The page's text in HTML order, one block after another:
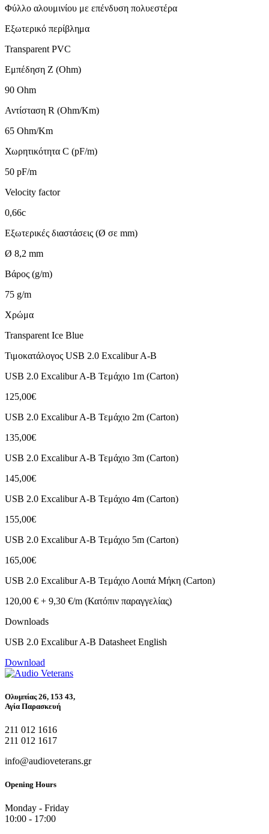
Φύλλο αλουμινίου με επένδυση πολυεστέρα
Εξωτερικό περίβλημα
Transparent PVC
Εμπέδηση Ζ (Ohm)
90 Ohm
Αντίσταση R (Ohm/Km)
65 Ohm/Km
Χωρητικότητα C (pF/m)
50 pF/m
Velocity factor
0,66c
Εξωτερικές διαστάσεις (Ø σε mm)
Ø 8,2 mm
Βάρος (g/m)
75 g/m
Χρώμα
Transparent Ice Blue
Τιμοκατάλογος USB 2.0 Excalibur A-B
USB 2.0 Excalibur A-B Τεμάχιο 1m (Carton)
125,00€
USB 2.0 Excalibur A-B Τεμάχιο 2m (Carton)
135,00€
USB 2.0 Excalibur A-B Τεμάχιο 3m (Carton)
145,00€
USB 2.0 Excalibur A-B Τεμάχιο 4m (Carton)
155,00€
USB 2.0 Excalibur A-B Τεμάχιο 5m (Carton)
165,00€
USB 2.0 Excalibur A-B Τεμάχιο Λοιπά Μήκη (Carton)
120,00 € + 9,30 €/m (Κατόπιν παραγγελίας)
Downloads
USB 2.0 Excalibur A-B Datasheet English
Download
Ολυμπίας 26, 153 43,
Αγία Παρασκευή
211 012 1616
211 012 1617
info@audioveterans.gr
Opening Hours
Monday - Friday
10:00 - 17:00